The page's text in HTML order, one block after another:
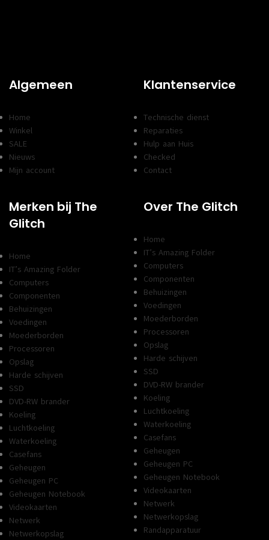
Algemeen
Home
Winkel
SALE
Nieuws
Mijn account
Klantenservice
Technische dienst
Reparaties
Hulp aan Huis
Checked
Contact
Merken bij The
Glitch
Home
IT’s Amazing Folder
Computers
Componenten
Behuizingen
Voedingen
Moederborden
Processoren
Opslag
Harde schijven
SSD
DVD-RW brander
Koeling
Luchtkoeling
Waterkoeling
Casefans
Geheugen
Geheugen PC
Geheugen Notebook
Videokaarten
Netwerk
Netwerkopslag
Over The Glitch
Home
IT’s Amazing Folder
Computers
Componenten
Behuizingen
Voedingen
Moederborden
Processoren
Opslag
Harde schijven
SSD
DVD-RW brander
Koeling
Luchtkoeling
Waterkoeling
Casefans
Geheugen
Geheugen PC
Geheugen Notebook
Videokaarten
Netwerk
Netwerkopslag
Randapparatuur